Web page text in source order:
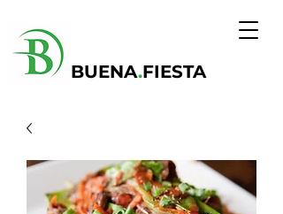
BUENA.FIESTA